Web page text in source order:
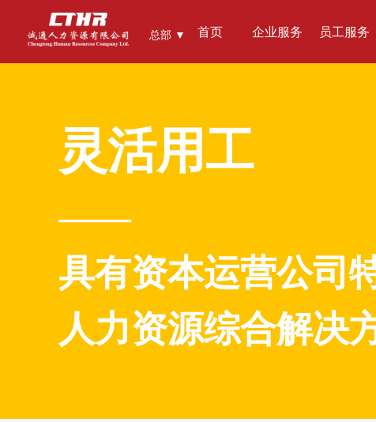
首页 企业服务 员工服务
总部 ▼
灵活用工
——
具有资本运营公司
人力资源综合解决